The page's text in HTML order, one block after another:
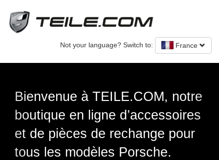
Not your language? Switch to: France
notre
pour
Pièces détachées
Porsche - neuves et